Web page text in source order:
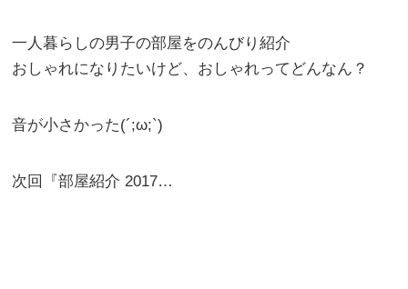
一人暮らしの男子の部屋をのんびり紹介
おしゃれになりたいけど、おしゃれってどんなん？
音が小さかった(´;ω;`)
次回『部屋紹介 2017…